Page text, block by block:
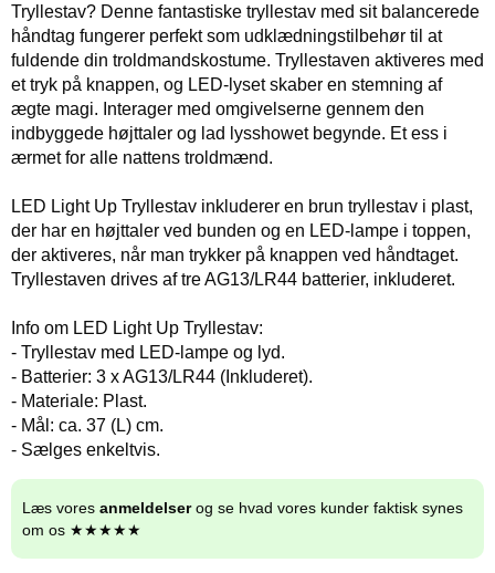
Tryllestav? Denne fantastiske tryllestav med sit balancerede
håndtag fungerer perfekt som udklædningstilbehør til at
fuldende din troldmandskostume. Tryllestaven aktiveres med
et tryk på knappen, og LED-lyset skaber en stemning af
ægte magi. Interager med omgivelserne gennem den
indbyggede højttaler og lad lysshowet begynde. Et ess i
ærmet for alle nattens troldmænd.
LED Light Up Tryllestav inkluderer en brun tryllestav i plast,
der har en højttaler ved bunden og en LED-lampe i toppen,
der aktiveres, når man trykker på knappen ved håndtaget.
Tryllestaven drives af tre AG13/LR44 batterier, inkluderet.
Info om LED Light Up Tryllestav:
- Tryllestav med LED-lampe og lyd.
- Batterier: 3 x AG13/LR44 (Inkluderet).
- Materiale: Plast.
- Mål: ca. 37 (L) cm.
- Sælges enkeltvis.
Læs vores anmeldelserog se hvad vores kunder faktisk synes
om os ★★★★★